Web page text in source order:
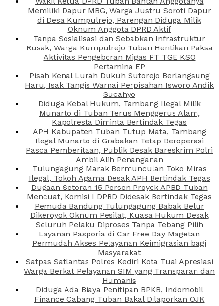
Memiliki Dapur MBG, Warga Justru Soroti Dapur
di Desa Kumpulrejo, Parengan Diduga Milik
Oknum Anggota DPRD Aktif
Tanpa Sosialisasi dan Sebabkan Infrastruktur
Rusak, Warga Kumpulrejo Tuban Hentikan Paksa
Aktivitas Pengeboran Migas PT TGE KSO
Pertamina EP
Pisah Kenal Lurah Dukuh Sutorejo Berlangsung
Haru, Isak Tangis Warnai Perpisahan Isworo Andik
Sucahyo
Diduga Kebal Hukum, Tambang Ilegal Milik
Munarto di Tuban Terus Menggerus Alam,
Kapolresta Diminta Bertindak Tegas
APH Kabupaten Tuban Tutup Mata, Tambang
Ilegal Munarto di Grabakan Tetap Beroperasi
Pasca Pemberitaan, Publik Desak Bareskrim Polri
Ambil Alih Penanganan
Tulungagung Marak Bermunculan Toko Miras
Ilegal, Tokoh Agama Desak APH Bertindak Tegas
Dugaan Setoran 15 Persen Proyek APBD Tuban
Mencuat, Komisi I DPRD Didesak Bertindak Tegas
Pemuda Bandung Tulungagung Babak Belur
Dikeroyok Oknum Pesilat, Kuasa Hukum Desak
Seluruh Pelaku Diproses Tanpa Tebang Pilih
Layanan Pasporia di Car Free Day Magetan
Permudah Akses Pelayanan Keimigrasian bagi
Masyarakat
Satpas Satlantas Polres Kediri Kota Tuai Apresiasi
Warga Berkat Pelayanan SIM yang Transparan dan
Humanis
Diduga Ada Biaya Penitipan BPKB, Indomobil
Finance Cabang Tuban Bakal Dilaporkan OJK